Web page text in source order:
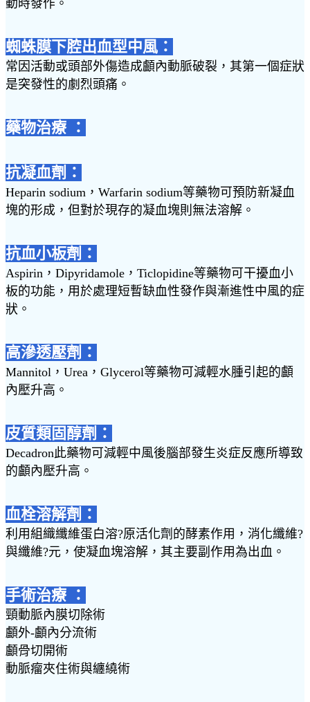
動時發作。
蜘蛛膜下腔出血型中風：
常因活動或頭部外傷造成顱內動脈破裂，其第一個症狀
是突發性的劇烈頭痛。
藥物治療 ：
抗凝血劑：
Heparin sodium，Warfarin sodium等藥物可預防新凝血
塊的形成，但對於現存的凝血塊則無法溶解。
抗血小板劑：
Aspirin，Dipyridamole，Ticlopidine等藥物可干擾血小
板的功能，用於處理短暫缺血性發作與漸進性中風的症
狀。
高滲透壓劑：
Mannitol，Urea，Glycerol等藥物可減輕水腫引起的顱
內壓升高。
皮質類固醇劑：
Decadron此藥物可減輕中風後腦部發生炎症反應所導致
的顱內壓升高。
血栓溶解劑：
利用組織纖維蛋白溶?原活化劑的酵素作用，消化纖維?
與纖維?元，使凝血塊溶解，其主要副作用為出血。
手術治療 ：
頸動脈內膜切除術
顱外-顱內分流術
顱骨切開術
動脈瘤夾住術與纏繞術